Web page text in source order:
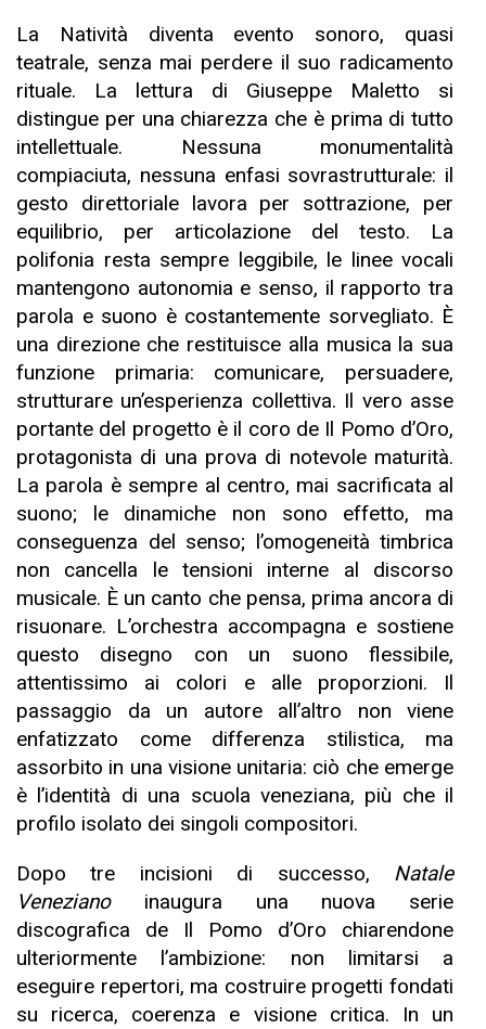
La Natività diventa evento sonoro, quasi
teatrale, senza mai perdere il suo radicamento
rituale. La lettura di Giuseppe Maletto si
distingue per una chiarezza che è prima di tutto
intellettuale. Nessuna monumentalità
compiaciuta, nessuna enfasi sovrastrutturale: il
gesto direttoriale lavora per sottrazione, per
equilibrio, per articolazione del testo. La
polifonia resta sempre leggibile, le linee vocali
mantengono autonomia e senso, il rapporto tra
parola e suono è costantemente sorvegliato. È
una direzione che restituisce alla musica la sua
funzione primaria: comunicare, persuadere,
strutturare un’esperienza collettiva. Il vero asse
portante del progetto è il coro de Il Pomo d’Oro,
protagonista di una prova di notevole maturità.
La parola è sempre al centro, mai sacrificata al
suono; le dinamiche non sono effetto, ma
conseguenza del senso; l’omogeneità timbrica
non cancella le tensioni interne al discorso
musicale. È un canto che pensa, prima ancora di
risuonare. L’orchestra accompagna e sostiene
questo disegno con un suono flessibile,
attentissimo ai colori e alle proporzioni. Il
passaggio da un autore all’altro non viene
enfatizzato come differenza stilistica, ma
assorbito in una visione unitaria: ciò che emerge
è l’identità di una scuola veneziana, più che il
profilo isolato dei singoli compositori.
Dopo tre incisioni di successo, Natale
Venezianoinaugura una nuova serie
discografica de Il Pomo d’Oro chiarendone
ulteriormente l’ambizione: non limitarsi a
eseguire repertori, ma costruire progetti fondati
su ricerca, coerenza e visione critica. In un